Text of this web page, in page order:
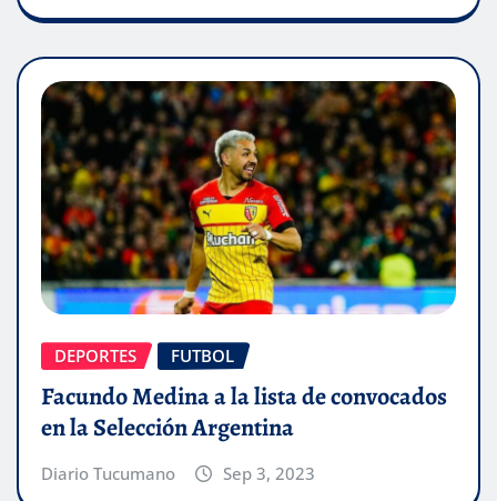
DEPORTES FUTBOL
Facundo Medina a la lista de convocados
en la Selección Argentina
Diario Tucumano Sep 3, 2023